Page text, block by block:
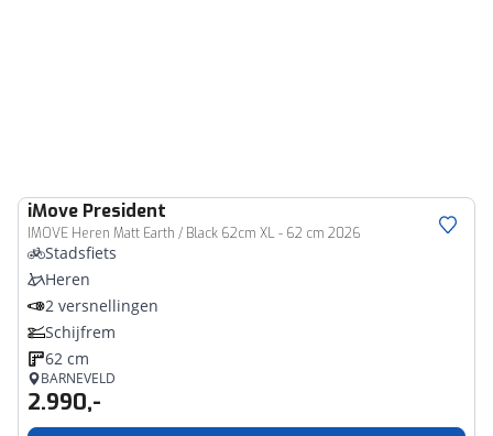
iMove President
IMOVE Heren Matt Earth / Black 62cm XL - 62 cm 2026
Stadsfiets
Heren
2 versnellingen
Schijfrem
62 cm
BARNEVELD
2.990,-